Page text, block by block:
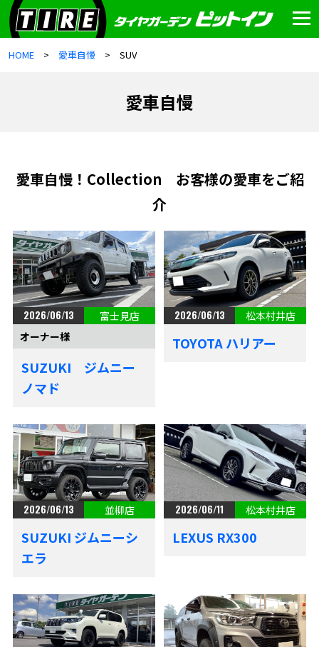
HOME 愛車自慢 SUV
愛車自慢
愛車自慢！Collection お客様の愛車をご紹
介
2026/06/13
富士見店
オーナー様
SUZUKI ジムニー
ノマド
2026/06/13 松本村井店
TOYOTA ハリアー
2026/06/13 並柳店
SUZUKI ジムニーシ
エラ
2026/06/11 松本村井店
LEXUS RX300